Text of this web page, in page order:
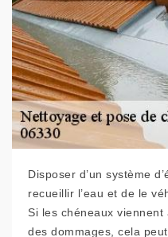
Disposer d’un système
recueillir l’eau et de le
Si les chéneaux
des dommages, cela